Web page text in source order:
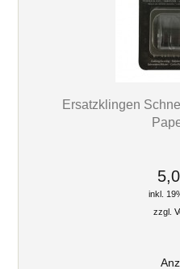
Ersatzklingen
zzgl.